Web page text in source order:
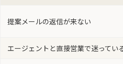
提案メールの返信が来ない
エージェントと直接営業で迷ってい